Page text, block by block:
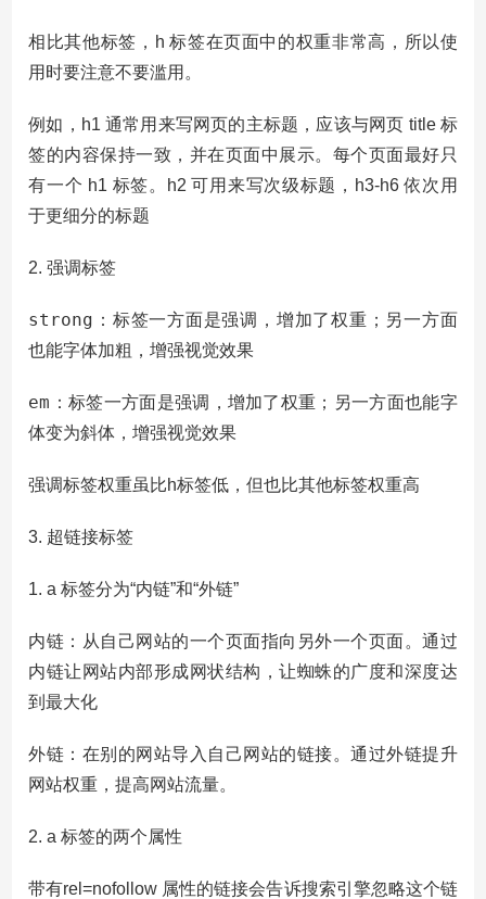
相比其他标签，h 标签在页面中的权重非常高，所以使
用时要注意不要滥用。
例如，h1 通常用来写网页的主标题，应该与网页 title 标
签的内容保持一致，并在页面中展示。每个页面最好只
有一个 h1 标签。h2 可用来写次级标题，h3-h6 依次用
于更细分的标题
2. 强调标签
strong ：标签一方面是强调，增加了权重；另一方面
也能字体加粗，增强视觉效果
em ：标签一方面是强调，增加了权重；另一方面也能字
体变为斜体，增强视觉效果
强调标签权重虽比h标签低，但也比其他标签权重高
3. 超链接标签
1. a 标签分为“内链”和“外链”
内链：从自己网站的一个页面指向另外一个页面。通过
内链让网站内部形成网状结构，让蜘蛛的广度和深度达
到最大化
外链：在别的网站导入自己网站的链接。通过外链提升
网站权重，提高网站流量。
2. a 标签的两个属性
带有rel=nofollow 属性的链接会告诉搜索引擎忽略这个链